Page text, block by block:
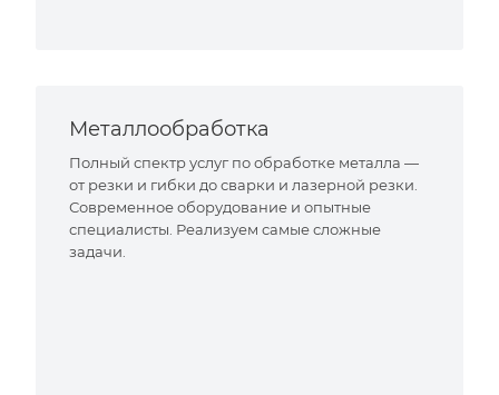
Металлообработка
Полный спектр услуг по обработке металла —
от резки и гибки до сварки и лазерной резки.
Современное оборудование и опытные
специалисты. Реализуем самые сложные
задачи.